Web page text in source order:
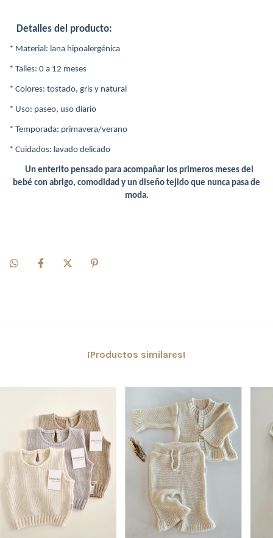
Detalles del producto:
* Material: lana hipoalergénica
* Talles: 0 a 12 meses
* Colores: tostado, gris y natural
* Uso: paseo, uso diario
* Temporada: primavera/verano
* Cuidados: lavado delicado
Un enterito pensado para acompañar los primeros meses del
bebé con abrigo, comodidad y un diseño tejido que nunca pasa de
moda.
¡Productos similares!